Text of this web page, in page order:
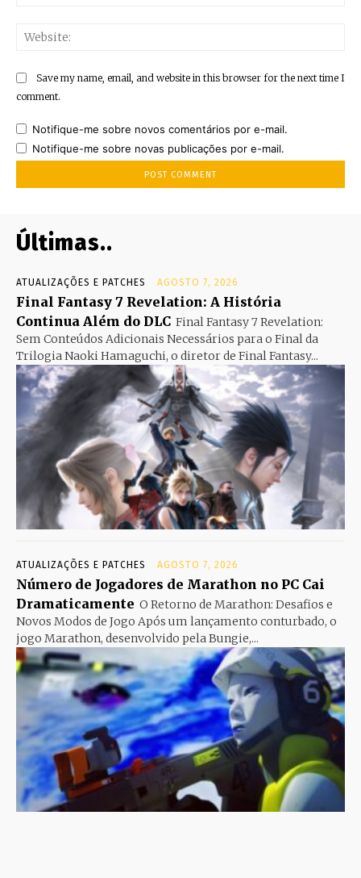
Save my name, email, and website in this browser for the next time I
comment.
Notifique-me sobre novos comentários por e-mail.
Notifique-me sobre novas publicações por e-mail.
Últimas..
ATUALIZAÇÕES E PATCHES AGOSTO 7, 2026
Final Fantasy 7 Revelation: A História
Continua Além do DLC Final Fantasy 7 Revelation:
Sem Conteúdos Adicionais Necessários para o Final da
Trilogia Naoki Hamaguchi, o diretor de Final Fantasy...
ATUALIZAÇÕES E PATCHES AGOSTO 7, 2026
Número de Jogadores de Marathon no PC Cai
Dramaticamente O Retorno de Marathon: Desafios e
Novos Modos de Jogo Após um lançamento conturbado, o
jogo Marathon, desenvolvido pela Bungie,...